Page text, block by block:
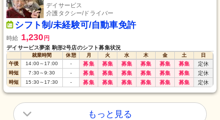
デイサービス
介護タクシー/ドライバー
シフト制/未経験可/自動車免許
時給 1,230 円
デイサービス夢楽 駒形2号店のシフト募集状況
就業時間 休憩 月 火 水 木 金 土
日
午後
14:00～17:00 - 募集 募集 募集 募集 募集 募集 定休
時短 7:30～9:30 - 募集 募集 募集 募集 募集 募集 定休
時短 15:30～17:30 - 募集 募集 募集 募集 募集 募集 定休
もっと見る